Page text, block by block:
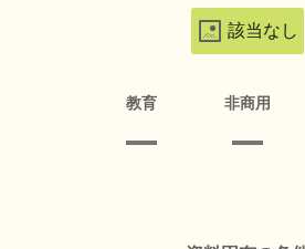
該当なし
教育 非商用